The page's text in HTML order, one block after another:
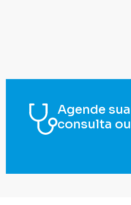
Agende sua
consulta